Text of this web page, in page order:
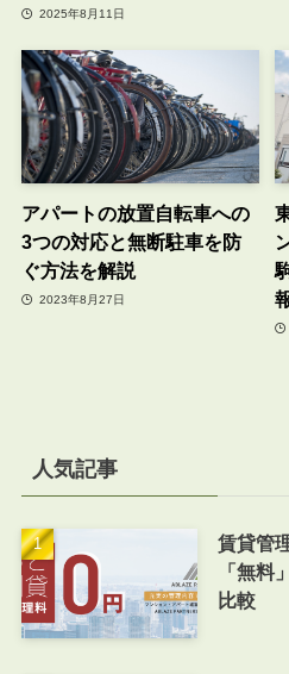
2025年8月11日
アパートの放置自転車への
3つの対応と無断駐車を防
ぐ方法を解説
2023年8月27日
人気記事
賃貸管
「無料
比較